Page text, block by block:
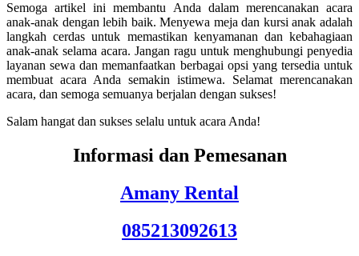
Semoga artikel ini membantu Anda dalam merencanakan acara
anak-anak dengan lebih baik. Menyewa meja dan kursi anak adalah
langkah cerdas untuk memastikan kenyamanan dan kebahagiaan
anak-anak selama acara. Jangan ragu untuk menghubungi penyedia
layanan sewa dan memanfaatkan berbagai opsi yang tersedia untuk
membuat acara Anda semakin istimewa. Selamat merencanakan
acara, dan semoga semuanya berjalan dengan sukses!
Salam hangat dan sukses selalu untuk acara Anda!
Informasi dan Pemesanan
Amany Rental
085213092613